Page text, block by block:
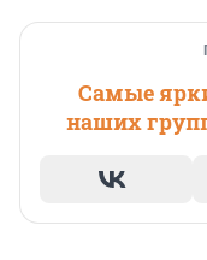
Самые
наших